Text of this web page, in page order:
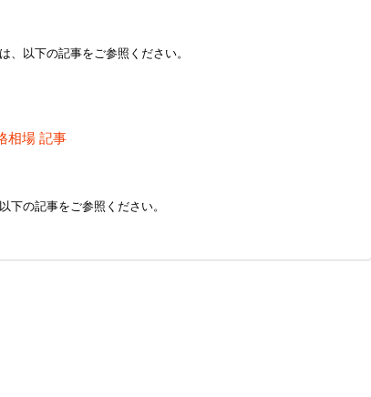
以下の記事をご参照ください。
相場 記事
の記事をご参照ください。